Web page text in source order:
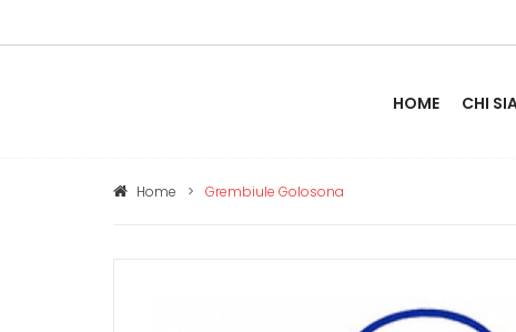
HOME CHI
Home > Grembiule Golosona